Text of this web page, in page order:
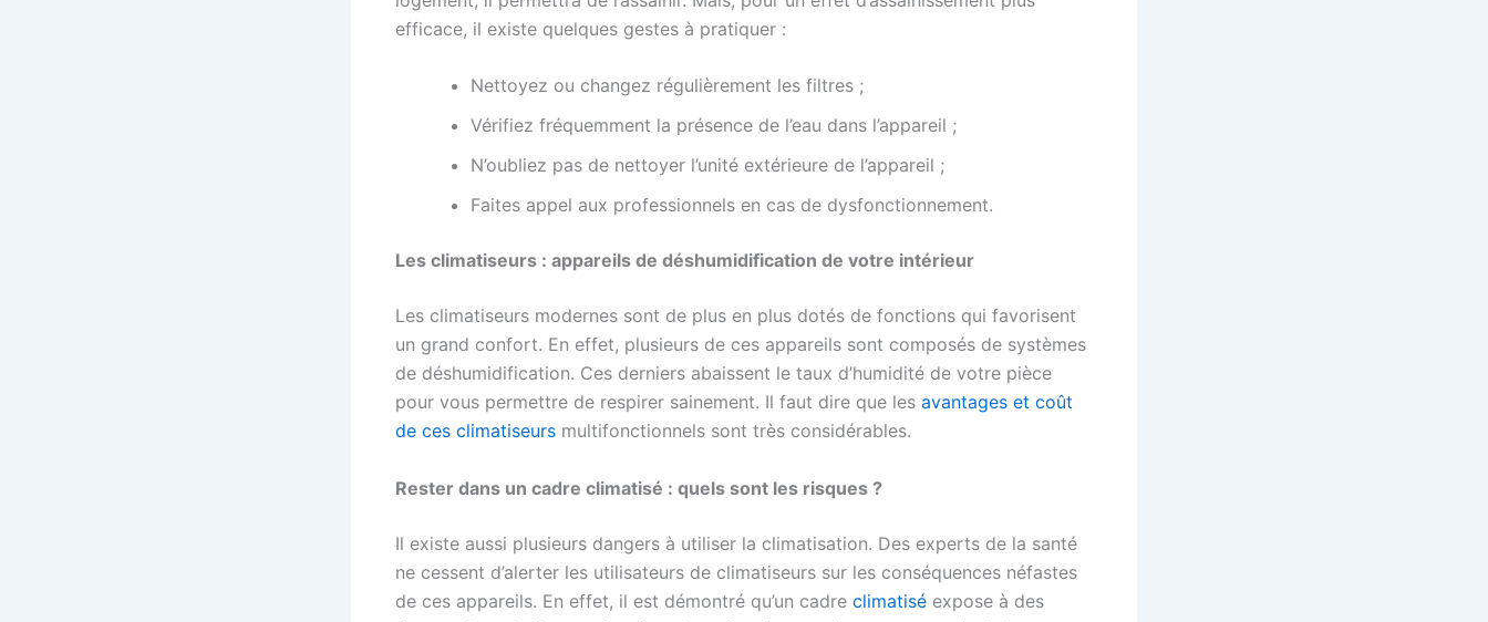
efficace, il existe quelques gestes à pratiquer :
Nettoyez ou changez régulièrement les filtres ;
Vérifiez fréquemment la présence de l’eau dans l’appareil ;
N’oubliez pas de nettoyer l’unité extérieure de l’appareil ;
Faites appel aux professionnels en cas de dysfonctionnement.
Les climatiseurs : appareils de déshumidification de votre intérieur
Les climatiseurs modernes sont de plus en plus dotés de fonctions qui favorisent
un grand confort. En effet, plusieurs de ces appareils sont composés de systèmes
de déshumidification. Ces derniers abaissent le taux d’humidité de votre pièce
pour vous permettre de respirer sainement. Il faut dire que les avantages et coût
de ces climatiseurs multifonctionnels sont très considérables.
Rester dans un cadre climatisé : quels sont les risques ?
Il existe aussi plusieurs dangers à utiliser la climatisation. Des experts de la santé
ne cessent d’alerter les utilisateurs de climatiseurs sur les conséquences néfastes
de ces appareils. En effet, il est démontré qu’un cadre climatisé expose à des